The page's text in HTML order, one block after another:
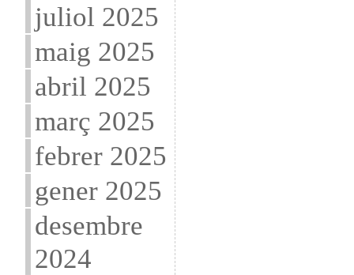
juliol 2025
maig 2025
abril 2025
març 2025
febrer 2025
gener 2025
desembre
2024